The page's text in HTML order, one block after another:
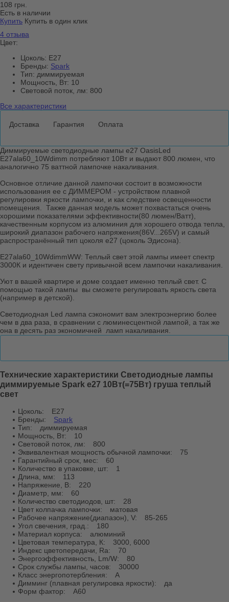
108 грн.
Есть в наличии
Купить Купить в один клик
4 отзыва
Цвет:
Цоколь: E27
Бренды: Spark
Тип: диммируемая
Мощность, Вт: 10
Световой поток, лм: 800
Все характеристики
Доставка Гарантия Оплата
Диммируемые светодиодные лампы е27 OasisLed
E27ala60_10Wdimm потребляют 10Вт и выдают 800 люмен, что
аналогично 75 ваттной лампочке накаливания.
Основное отличие данной лампочки состоит в возможности
использования ее с ДИММЕРОМ - устройством плавной
регулировки яркости лампочки, и как следствие освещенности
помещения. Также данная модель может похвастаться очень
хорошими показателями эффективности(80 люмен/Ватт),
качественным корпусом из алюминия для хорошего отвода тепла,
широкий диапазон рабочего напряжения(86V...265V) и самый
распространённый тип цоколя е27 (цоколь Эдисона).
E27ala60_10WdimmWW: Теплый свет этой лампы имеет спектр
3000К и идентичен свету привычной всем лампочки накаливания.
Уют в вашей квартире и доме создает именно теплый свет. С
помощью такой лампы вы сможете регулировать яркость света
(например в детской).
Светодиодная Led лампа сэкономит вам электроэнергию более
чем в два раза, в сравнении с люминесцентной лампой, а так же
она в десять раз экономичней ламп накаливания.
Технические характеристики Светодиодные лампы
диммируемые Spark е27 10Вт(=75Вт) груша теплый
свет
Цоколь:
E27
Бренды:
Spark
Тип:
диммируемая
Мощность, Вт:
10
Световой поток, лм:
800
Эквивалентная мощность обычной лампочки:
75
Гарантийный срок, мес:
60
Количество в упаковке, шт:
1
Длина, мм:
113
Напряжение, В:
220
Диаметр, мм:
60
Количество светодиодов, шт:
28
Цвет колпачка лампочки:
матовая
Рабочее напряжение(диапазон), V:
85-265
Угол свечения, град.:
180
Материал корпуса:
алюминий
Цветовая температура, К:
3000, 6000
Индекс цветопередачи, Ra:
70
Энергоэффективность, Lm/W:
80
Срок службы лампы, часов:
30000
Класс энергопотербления:
A
Димминг (плавная регулировка яркости):
да
Форм фактор:
A60